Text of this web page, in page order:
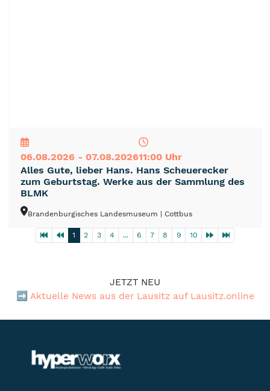
06.08.2026 - 07.08.202611:00 Uhr
Alles Gute, lieber Hans. Hans Scheuerecker
zum Geburtstag. Werke aus der Sammlung des
BLMK
Brandenburgisches Landesmuseum | Cottbus
1 2 3 4 ... 6 7 8 9 10
JETZT NEU
➡️ Aktuelle News aus der Lausitz auf Lausitz.online